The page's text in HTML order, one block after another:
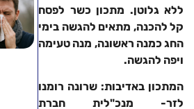
ללא גלוטן. מתכון כשר לפסח
קל להכנה, מתאים להגשה בימי
החג כמנה ראשונה, מנה טעימה
ויפה להגשה.
המתכון באדיבות: שרונה רומנו
לזר- מנכ"לית חברת